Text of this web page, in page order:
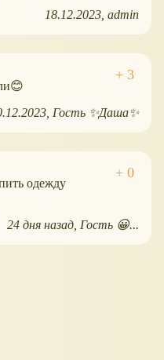
18.12.2023 admin
Гость ✨️Даша✨️
одежду
24 дня назад Гость 😀...